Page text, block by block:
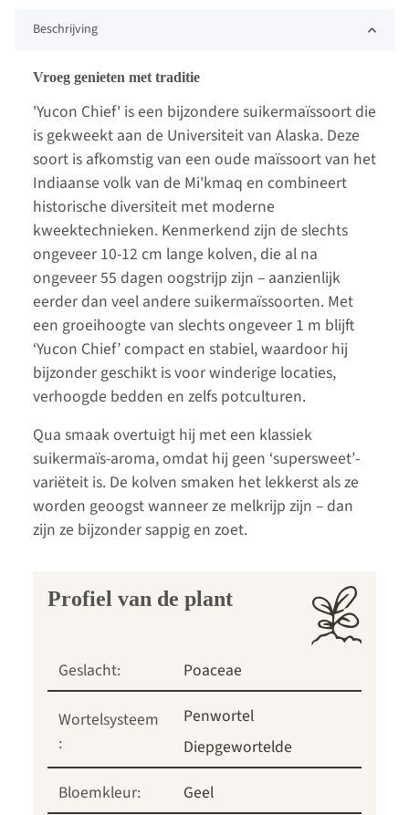
Beschrijving
Vroeg genieten met traditie
'Yucon Chief' is een bijzondere suikermaïssoort die
is gekweekt aan de Universiteit van Alaska. Deze
soort is afkomstig van een oude maïssoort van het
Indiaanse volk van de Mi'kmaq en combineert
historische diversiteit met moderne
kweektechnieken. Kenmerkend zijn de slechts
ongeveer 10-12 cm lange kolven, die al na
ongeveer 55 dagen oogstrijp zijn – aanzienlijk
eerder dan veel andere suikermaïssoorten. Met
een groeihoogte van slechts ongeveer 1 m blijft
‘Yucon Chief’ compact en stabiel, waardoor hij
bijzonder geschikt is voor winderige locaties,
verhoogde bedden en zelfs potculturen.
Qua smaak overtuigt hij met een klassiek
suikermaïs-aroma, omdat hij geen ‘supersweet’-
variëteit is. De kolven smaken het lekkerst als ze
worden geoogst wanneer ze melkrijp zijn – dan
zijn ze bijzonder sappig en zoet.
Profiel van de plant
Geslacht: Poaceae
Wortelsysteem
:
Penwortel
Diepgewortelde
Bloemkleur:
Geel